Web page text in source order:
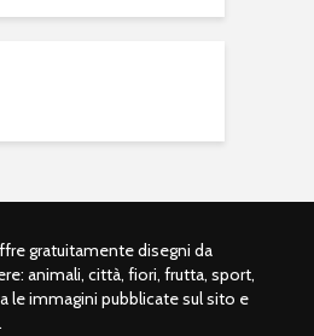
gratuitamente disegni da
animali, città, fiori, frutta, sport,
le immagini pubblicate sul sito e